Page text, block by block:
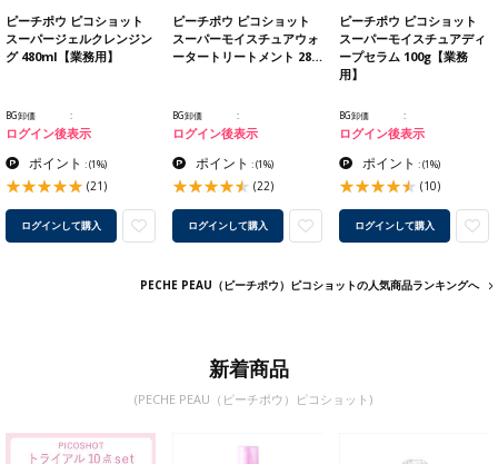
ピーチポウ ピコショット
スーパージェルクレンジン
グ 480ml【業務用】
BG卸価
ログイン後表示
ポイント :(1%)
(21)
ログインして購入
ピーチポウ ピコショット
スーパーモイスチュアウォ
ータートリートメント 28…
BG卸価
ログイン後表示
ポイント :(1%)
(22)
ログインして購入
ピーチポウ ピコショット
スーパーモイスチュアディ
ープセラム 100g【業務
用】
BG卸価
ログイン後表示
ポイント :(1%)
(10)
ログインして購入
PECHE PEAU（ピーチポウ）ピコショットの人気商品ランキングへ
新着商品
(PECHE PEAU（ピーチポウ）ピコショット)